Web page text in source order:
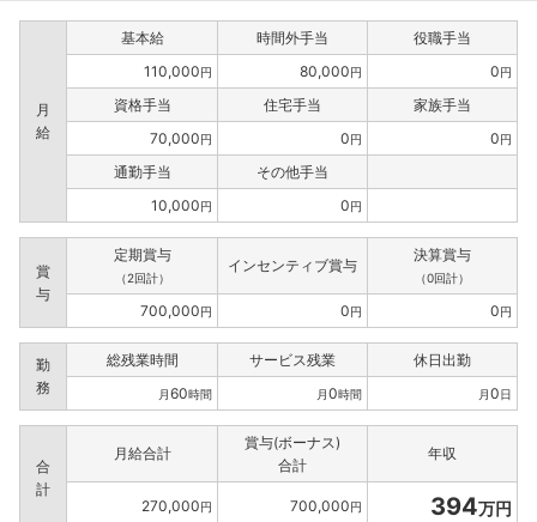
月
給
基本給 時間外手当
役職手当
110,000円 80,000円 0円
資格手当 住宅手当
家族手当
70,000円 0円 0円
通勤手当
その他手当
10,000円 0円
賞
与
定期賞与
（2回計）
インセンティブ賞与
決算賞与
（0回計）
700,000円 0円 0円
勤
務
総残業時間 サービス残業 休日出勤
月60時間 月0時間 月0日
合
計
月給合計
賞与(ボーナス)
合計
年収
270,000円 700,000円 394万円